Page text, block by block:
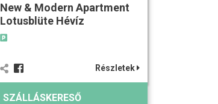
New & Modern Apartment
Lotusblüte Hévíz
Részletek
SZÁLLÁSKERESŐ